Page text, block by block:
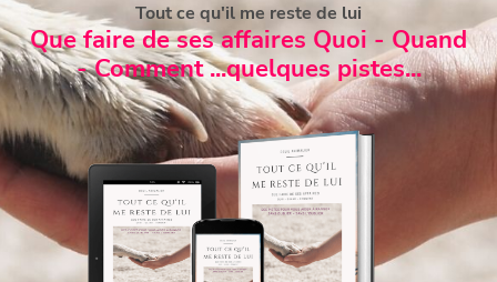
Tout ce qu'il me reste de lui
Que faire de ses affaires Quoi - Quand
- Comment ...quelques pistes...​